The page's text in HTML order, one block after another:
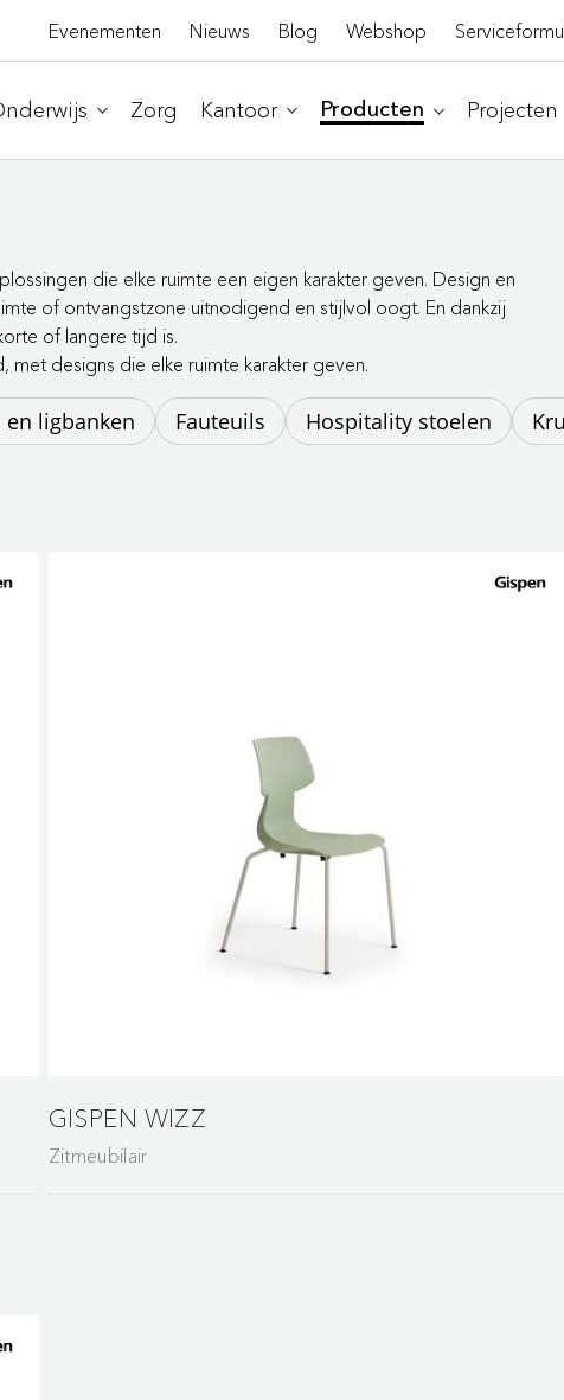
Evenementen Nieuws Blog Webshop
Zorg Kantoor Producten Projecten
die elke ruimte een eigen karakter geven. Design en
of ontvangstzone uitnodigend en stijlvol oogt. En dankzij
of langere tijd is.
designs die elke ruimte karakter geven.
en ligbanken Fauteuils Hospitality stoelen
GISPEN WIZZ
Zitmeubilair